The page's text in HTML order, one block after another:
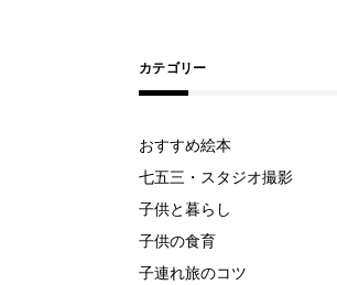
カテゴリー
おすすめ絵本
七五三・スタジオ撮影
子供と暮らし
子供の食育
子連れ旅のコツ